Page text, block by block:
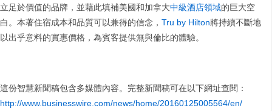
立足於價值的品牌，並藉此填補美國和加拿大中級酒店領域的巨大空
白。本著住宿成本和品質可以兼得的信念， Tru by Hilton將持續不斷地
以出乎意料的實惠價格，為賓客提供無與倫比的體驗。
這份智慧新聞稿包含多媒體內容。完整新聞稿可在以下網址查閱：
http://www.businesswire.com/news/home/20160125005564/en/